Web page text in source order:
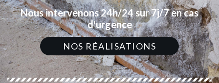
Nous intervenons 24h/24 sur 7j/7 en cas
d'urgence
NOS RÉALISATIONS